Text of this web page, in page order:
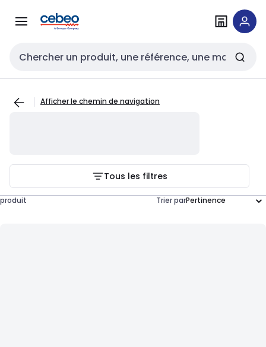
navigationau
Entrée de recherche
Afficher le chemin de navigation
Tous les filtres
produit Trier par